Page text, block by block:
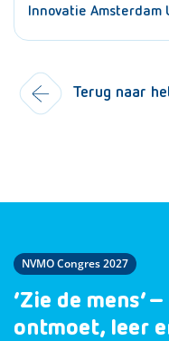
Innovatie Amsterdam
Terug naar
NVMO Congres 2027
‘Zie de mens’ –
ontmoet, leer